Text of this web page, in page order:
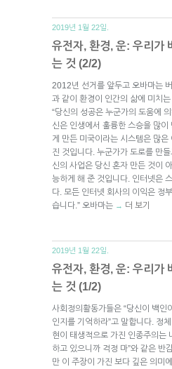
2019년 1월 22일.
유전자, 환경, 운: 우리가
는 것 (2/2)
2012년 선거를 앞두고 오바마는
과 같이 환경이 인간의 삶에 미치
“당신의 성공은 누군가의 도움에
신은 인생에서 훌륭한 스승을 많
게 만든 미국이라는 시스템은 많은
진 것입니다. 누군가가 도로를 만
신의 사업은 당신 혼자 만든 것이
능하게 해 준 것입니다. 인터넷은
다. 모든 인터넷 회사의 이익은 정
습니다.” 오바마는 → 더 보기
2019년 1월 22일.
유전자, 환경, 운: 우리가
는 것 (1/2)
사회정의활동가들은 “당신이 백인
인지를 기억하라”고 말합니다. 정
현이 태생적으로 가진 인종주의는
하고 있으니까 걱정 마”와 같은 반
만 이 주장이 가진 보다 깊은 의미